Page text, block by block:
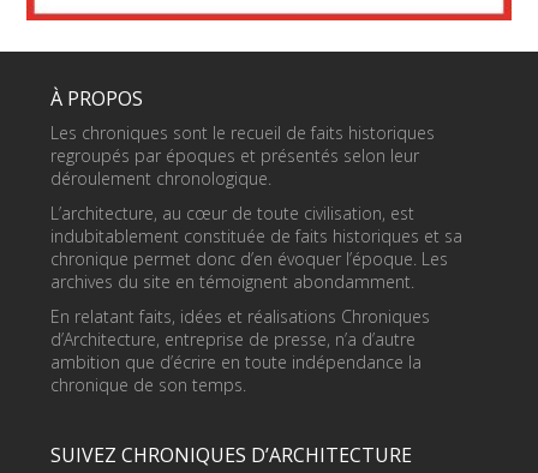
À PROPOS
Les chroniques sont le recueil de faits historiques
regroupés par époques et présentés selon leur
déroulement chronologique.
L’architecture, au cœur de toute civilisation, est
indubitablement constituée de faits historiques et sa
chronique permet donc d’en évoquer l’époque. Les
archives du site en témoignent abondamment.
En relatant faits, idées et réalisations Chroniques
d’Architecture, entreprise de presse, n’a d’autre
ambition que d’écrire en toute indépendance la
chronique de son temps.
SUIVEZ CHRONIQUES D’ARCHITECTURE